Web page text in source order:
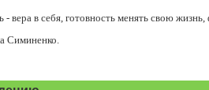
вера в себя, готовность менять свою
Симиненко.